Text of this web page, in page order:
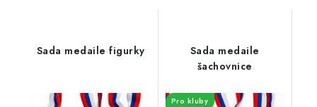
Sada medaile figurky
Sada medaile
šachovnice
Pro kluby